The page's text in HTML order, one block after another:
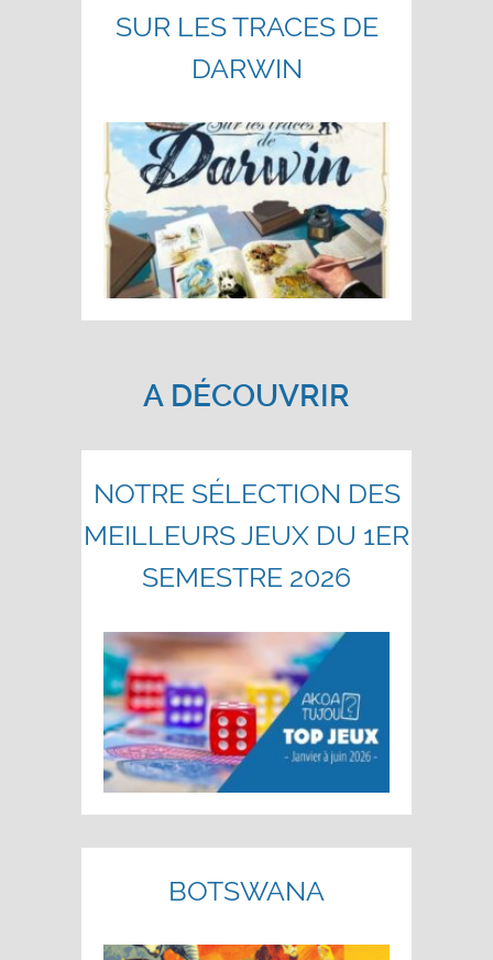
SUR LES TRACES DE
DARWIN
A DÉCOUVRIR
NOTRE SÉLECTION DES
MEILLEURS JEUX DU 1ER
SEMESTRE 2026
BOTSWANA